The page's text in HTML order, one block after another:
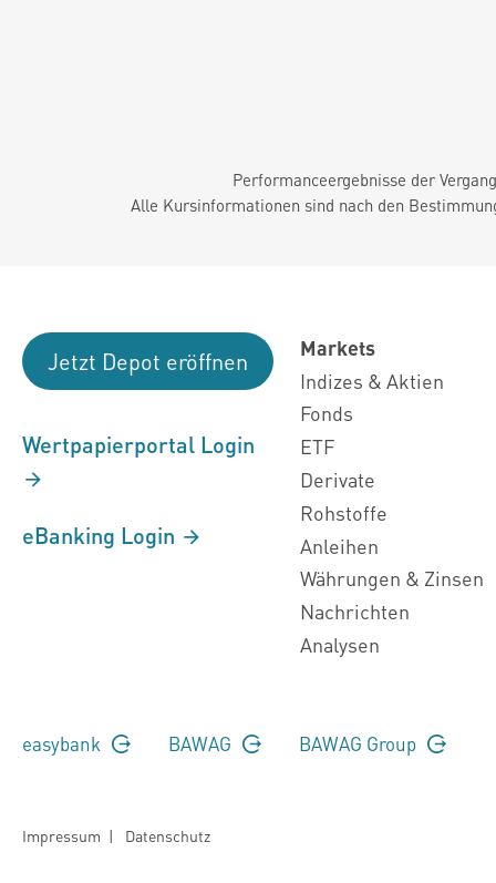
Performanceergebnisse der
Alle Kursinformationen sind nach den
Jetzt Depot eröffnen
Wertpapierportal Login
eBanking Login
Markets
Indizes & Aktien
Fonds
ETF
Derivate
Rohstoffe
Anleihen
Währungen & Zinsen
Nachrichten
Analysen
easybank BAWAG BAWAG Group
Impressum | Datenschutz